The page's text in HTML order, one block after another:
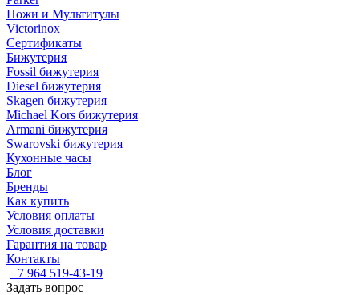
Ножи и Мультитулы
Victorinox
Сертификаты
Бижутерия
Fossil бижутерия
Diesel бижутерия
Skagen бижутерия
Michael Kors бижутерия
Armani бижутерия
Swarovski бижутерия
Кухонные часы
Блог
Бренды
Как купить
Условия оплаты
Условия доставки
Гарантия на товар
Контакты
+7 964 519-43-19
Задать вопрос